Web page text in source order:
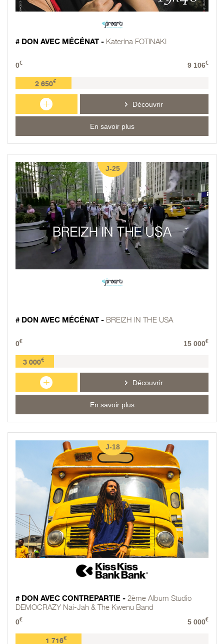
# DON AVEC MÉCÉNAT - Katerina FOTINAKI
0€ 9 106€
2 650€
+ Découvrir
En savoir plus
J-25
# DON AVEC MÉCÉNAT - BREIZH IN THE USA
0€ 15 000€
3 000€
+ Découvrir
En savoir plus
J-18
# DON AVEC CONTREPARTIE - 2ème Album Studio
DEMOCRAZY Nai-Jah & The Kwenu Band
0€ 5 000€
1 716€